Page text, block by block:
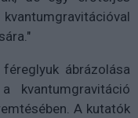
ábrázolása
kvantumgravitáció
A kutatók